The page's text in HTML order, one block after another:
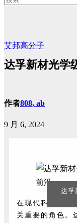
艾邦高分子
达孚新材光
作者808, ab
9 月 6, 2024
达孚
在现代科技应用
关重要的角色。